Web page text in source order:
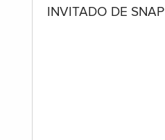
INVITADO DE SNAP